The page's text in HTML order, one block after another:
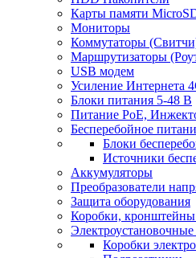
Карты памяти
Мониторы
Коммутаторы
Маршрутизаторы
USB модем
Усиление Интернета
Блоки питания 5-48 В
Питание PoE,
Бесперебойное
Блоки
Источники
Аккумуляторы
Преобразователи
Защита оборудования
Коробки, кронштейны
Электроустановочные
Коробки